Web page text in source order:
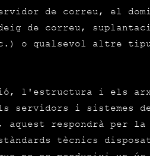
de correu, el
de correu,
o qualsevol altre
l'estructura i els
servidors i sistemes
aquest respondrà per la
tècnics